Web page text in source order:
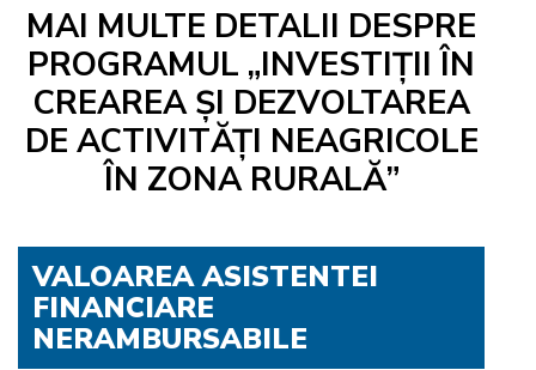
MAI MULTE DETALII DESPRE
PROGRAMUL „INVESTIȚII ÎN
CREAREA ȘI DEZVOLTAREA
DE ACTIVITĂȚI NEAGRICOLE
ÎN ZONA RURALĂ”
VALOAREA ASISTENTEI
FINANCIARE
NERAMBURSABILE